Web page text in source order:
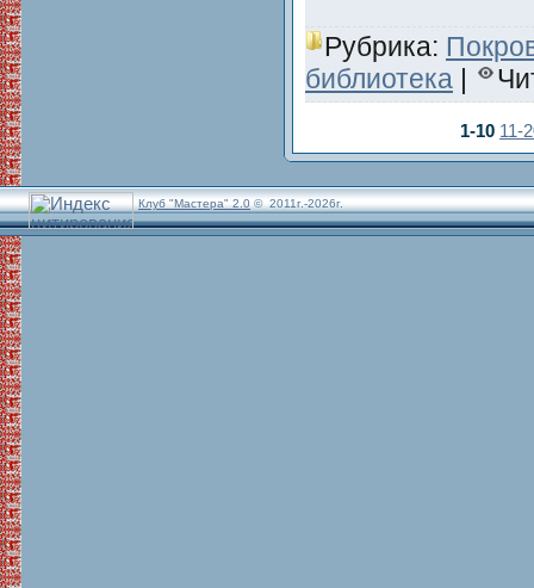
Рубрика:
библиотека |
1-10 11-
Клуб "Мастера" 2.0 © 2011г.-2026г.